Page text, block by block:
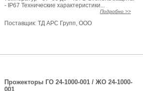
- IP67 Технические характеристики...
Подробно >>
Поставщик:ТД АРС Групп, ООО
Прожекторы ГО 24-1000-001 / ЖО 24-1000-
001